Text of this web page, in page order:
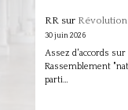
RR sur
30 juin 2026
Assez d'accords sur
Rassemblement
parti…